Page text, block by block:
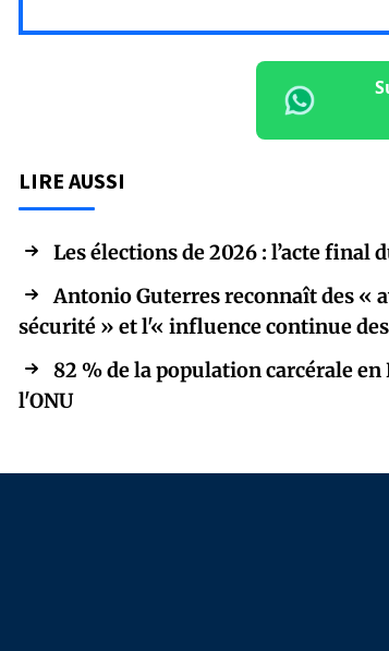
LIRE AUSSI
Les élections de 2026 : l’acte final
Antonio Guterres reconnaît des «
sécurité » et l'« influence continue
82 % de la population carcérale
l'ONU